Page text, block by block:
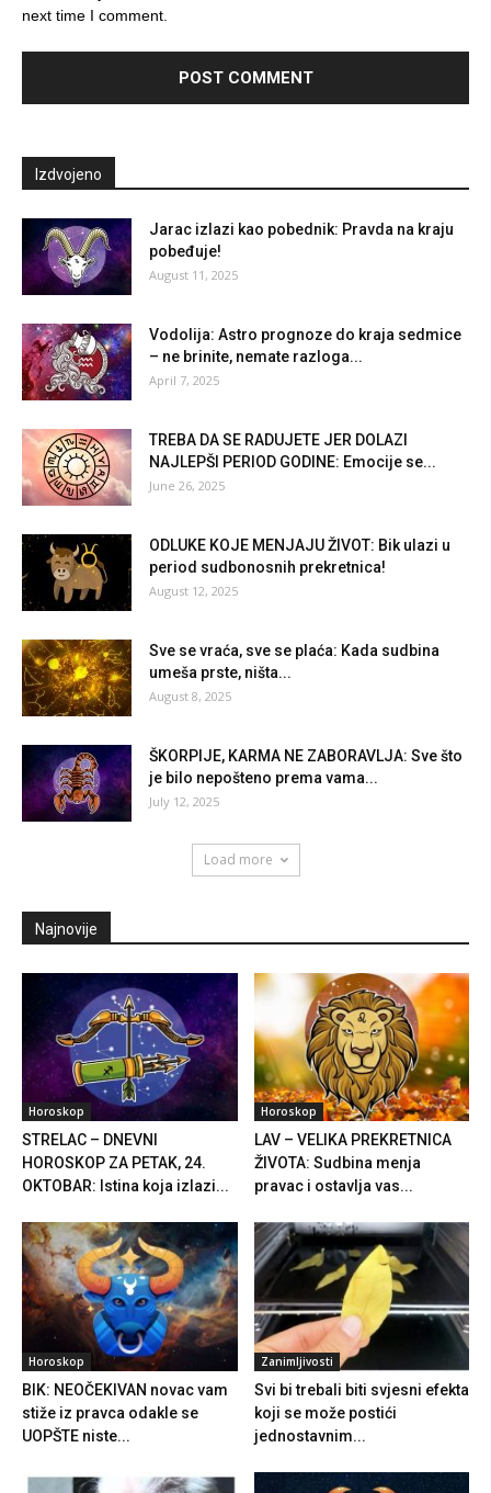
next time I comment.
Izdvojeno
Jarac izlazi kao pobednik: Pravda na kraju
pobeđuje!
August 11, 2025
Vodolija: Astro prognoze do kraja sedmice
– ne brinite, nemate razloga...
April 7, 2025
TREBA DA SE RADUJETE JER DOLAZI
NAJLEPŠI PERIOD GODINE: Emocije se...
June 26, 2025
ODLUKE KOJE MENJAJU ŽIVOT: Bik ulazi u
period sudbonosnih prekretnica!
August 12, 2025
Sve se vraća, sve se plaća: Kada sudbina
umeša prste, ništa...
August 8, 2025
ŠKORPIJE, KARMA NE ZABORAVLJA: Sve što
je bilo nepošteno prema vama...
July 12, 2025
Load more
Najnovije
Horoskop
STRELAC – DNEVNI
HOROSKOP ZA PETAK, 24.
OKTOBAR: Istina koja izlazi...
Horoskop
LAV – VELIKA PREKRETNICA
ŽIVOTA: Sudbina menja
pravac i ostavlja vas...
Horoskop
BIK: NEOČEKIVAN novac vam
stiže iz pravca odakle se
UOPŠTE niste...
Zanimljivosti
Svi bi trebali biti svjesni efekta
koji se može postići
jednostavnim...